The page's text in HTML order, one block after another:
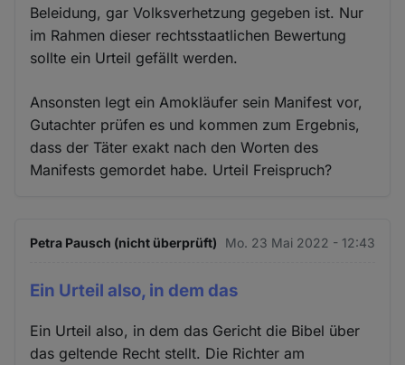
Beleidung, gar Volksverhetzung gegeben ist. Nur
im Rahmen dieser rechtsstaatlichen Bewertung
sollte ein Urteil gefällt werden.
Ansonsten legt ein Amokläufer sein Manifest vor,
Gutachter prüfen es und kommen zum Ergebnis,
dass der Täter exakt nach den Worten des
Manifests gemordet habe. Urteil Freispruch?
Petra Pausch (nicht überprüft) Mo. 23 Mai 2022 - 12:43
Ein Urteil also, in dem das
Ein Urteil also, in dem das Gericht die Bibel über
das geltende Recht stellt. Die Richter am